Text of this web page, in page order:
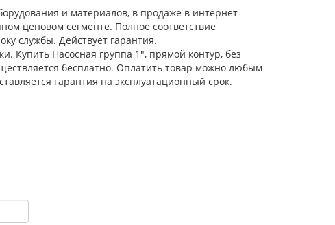
и материалов, в продаже в интернет-
ценовом сегменте. Полное соответствие
службы. Действует гарантия.
Купить Насосная группа 1", прямой контур, без
бесплатно. Оплатить товар можно любым
гарантия на эксплуатационный срок.